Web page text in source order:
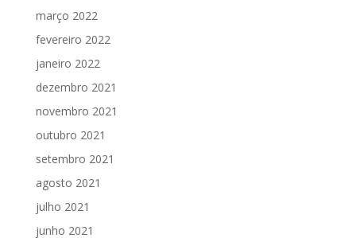
março 2022
fevereiro 2022
janeiro 2022
dezembro 2021
novembro 2021
outubro 2021
setembro 2021
agosto 2021
julho 2021
junho 2021